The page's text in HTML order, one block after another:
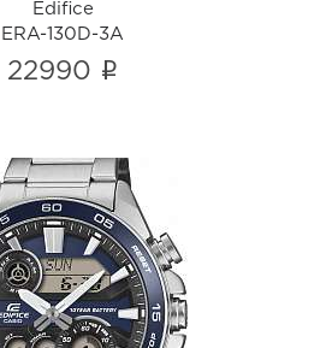
Edifice
ERA-130D-3A
22990 i
Edifice
ERA-130D-2A